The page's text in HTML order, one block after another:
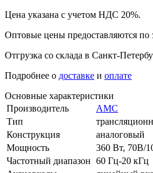
Цена указана с учетом НДС 20%.
Оптовые цены предоставляются по
Отгрузка со склада в Санкт-
Подробнее о доставке и оплате
Основные характеристики
Производитель
AMC
Тип
Конструкция
аналоговый
Мощность
360 Вт, 70В/
Частотный диапазон 60 Гц-20 кГц